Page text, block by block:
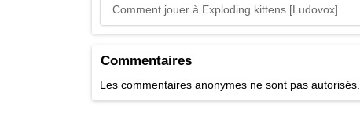
éliminé.
Genre de support
objet
Cote
JEU EXP [1]
Comment jouer à Exploding kittens [Ludovox]
Commentaires
Les commentaires anonymes ne sont pas autorisés.